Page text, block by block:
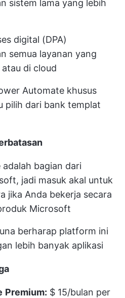
sistem lama yang lebih
digital (DPA)
semua layanan yang
di cloud
Automate khusus
pilih dari bank templat
bagian dari
jadi masuk akal untuk
jika Anda bekerja secara
Microsoft
berharap platform ini
lebih banyak aplikasi
Premium: $ 15/bulan per